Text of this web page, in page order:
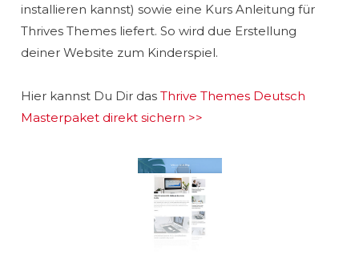
installieren kannst) sowie eine Kurs Anleitung für
Thrives Themes liefert. So wird due Erstellung
deiner Website zum Kinderspiel.
Hier kannst Du Dir das Thrive Themes Deutsch
Masterpaket direkt sichern >>